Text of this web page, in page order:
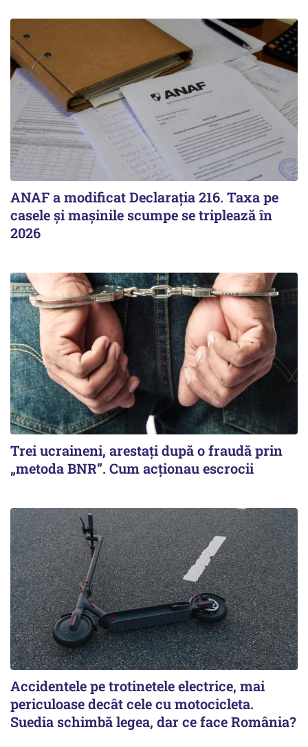
ANAF a modificat Declarația 216. Taxa pe
casele și mașinile scumpe se triplează în
2026
Trei ucraineni, arestați după o fraudă prin
„metoda BNR”. Cum acționau escrocii
Accidentele pe trotinetele electrice, mai
periculoase decât cele cu motocicleta.
Suedia schimbă legea, dar ce face România?